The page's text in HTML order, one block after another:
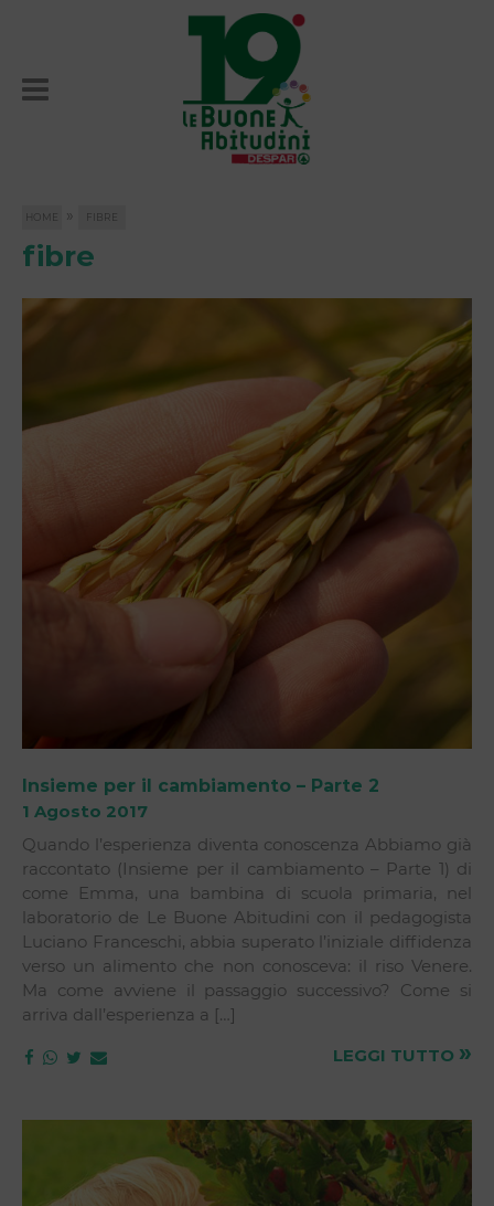
HOME » FIBRE
fibre
Insieme per il cambiamento – Parte 2
1 Agosto 2017
Quando l’esperienza diventa conoscenza Abbiamo già
raccontato (Insieme per il cambiamento – Parte 1) di
come Emma, una bambina di scuola primaria, nel
laboratorio de Le Buone Abitudini con il pedagogista
Luciano Franceschi, abbia superato l’iniziale diffidenza
verso un alimento che non conosceva: il riso Venere.
Ma come avviene il passaggio successivo? Come si
arriva dall’esperienza a […]
LEGGI TUTTO »